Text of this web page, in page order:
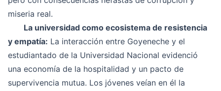
miseria real.
La universidad como ecosistema de resistencia
y empatía: La interacción entre Goyeneche y el
estudiantado de la Universidad Nacional evidenció
una economía de la hospitalidad y un pacto de
supervivencia mutua. Los jóvenes veían en él la